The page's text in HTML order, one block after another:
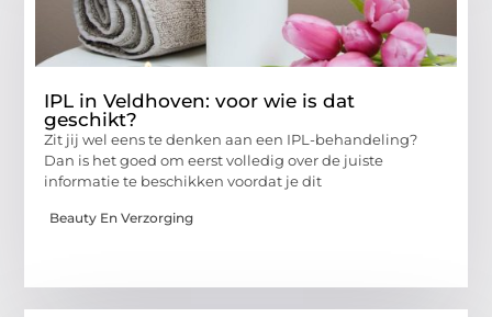
IPL in Veldhoven: voor wie is dat
geschikt?
Zit jij wel eens te denken aan een IPL-behandeling?
Dan is het goed om eerst volledig over de juiste
informatie te beschikken voordat je dit
Beauty En Verzorging